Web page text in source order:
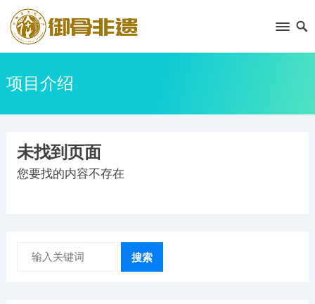
项目介绍
未找到页面
您要找的内容不存在
搜索